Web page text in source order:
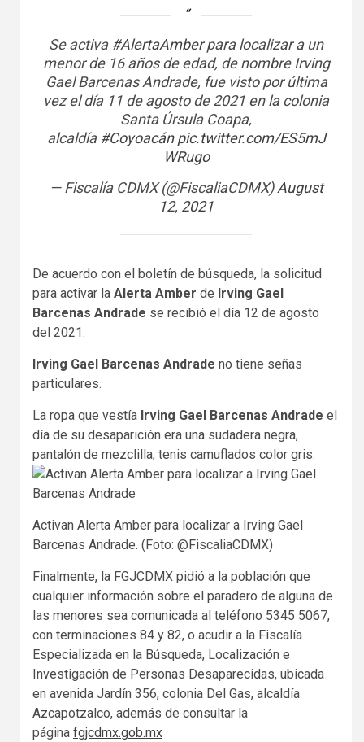
Se activa #AlertaAmberpara localizar a un
menor de 16 años de edad, de nombre Irving
Gael Barcenas Andrade, fue visto por última
vez el día 11 de agosto de 2021 en la colonia
Santa Úrsula Coapa,
alcaldía #Coyoacán pic.twitter.com/ES5mJ
WRugo
— Fiscalía CDMX (@FiscaliaCDMX)August
12, 2021
De acuerdo con el boletín de búsqueda, la solicitud
para activar la Alerta Amber de Irving Gael
Barcenas Andrade se recibió el día 12 de agosto
del 2021.
Irving Gael Barcenas Andrade no tiene señas
particulares.
La ropa que vestía Irving Gael Barcenas Andrade el
día de su desaparición era una sudadera negra,
pantalón de mezclilla, tenis camuflados color gris.
Activan Alerta Amber para localizar a Irving Gael
Barcenas Andrade. (Foto: @FiscaliaCDMX)
Finalmente, la FGJCDMX pidió a la población que
cualquier información sobre el paradero de alguna de
las menores sea comunicada al teléfono 5345 5067,
con terminaciones 84 y 82, o acudir a la Fiscalía
Especializada en la Búsqueda, Localización e
Investigación de Personas Desaparecidas, ubicada
en avenida Jardín 356, colonia Del Gas, alcaldía
Azcapotzalco, además de consultar la
página fgjcdmx.gob.mx